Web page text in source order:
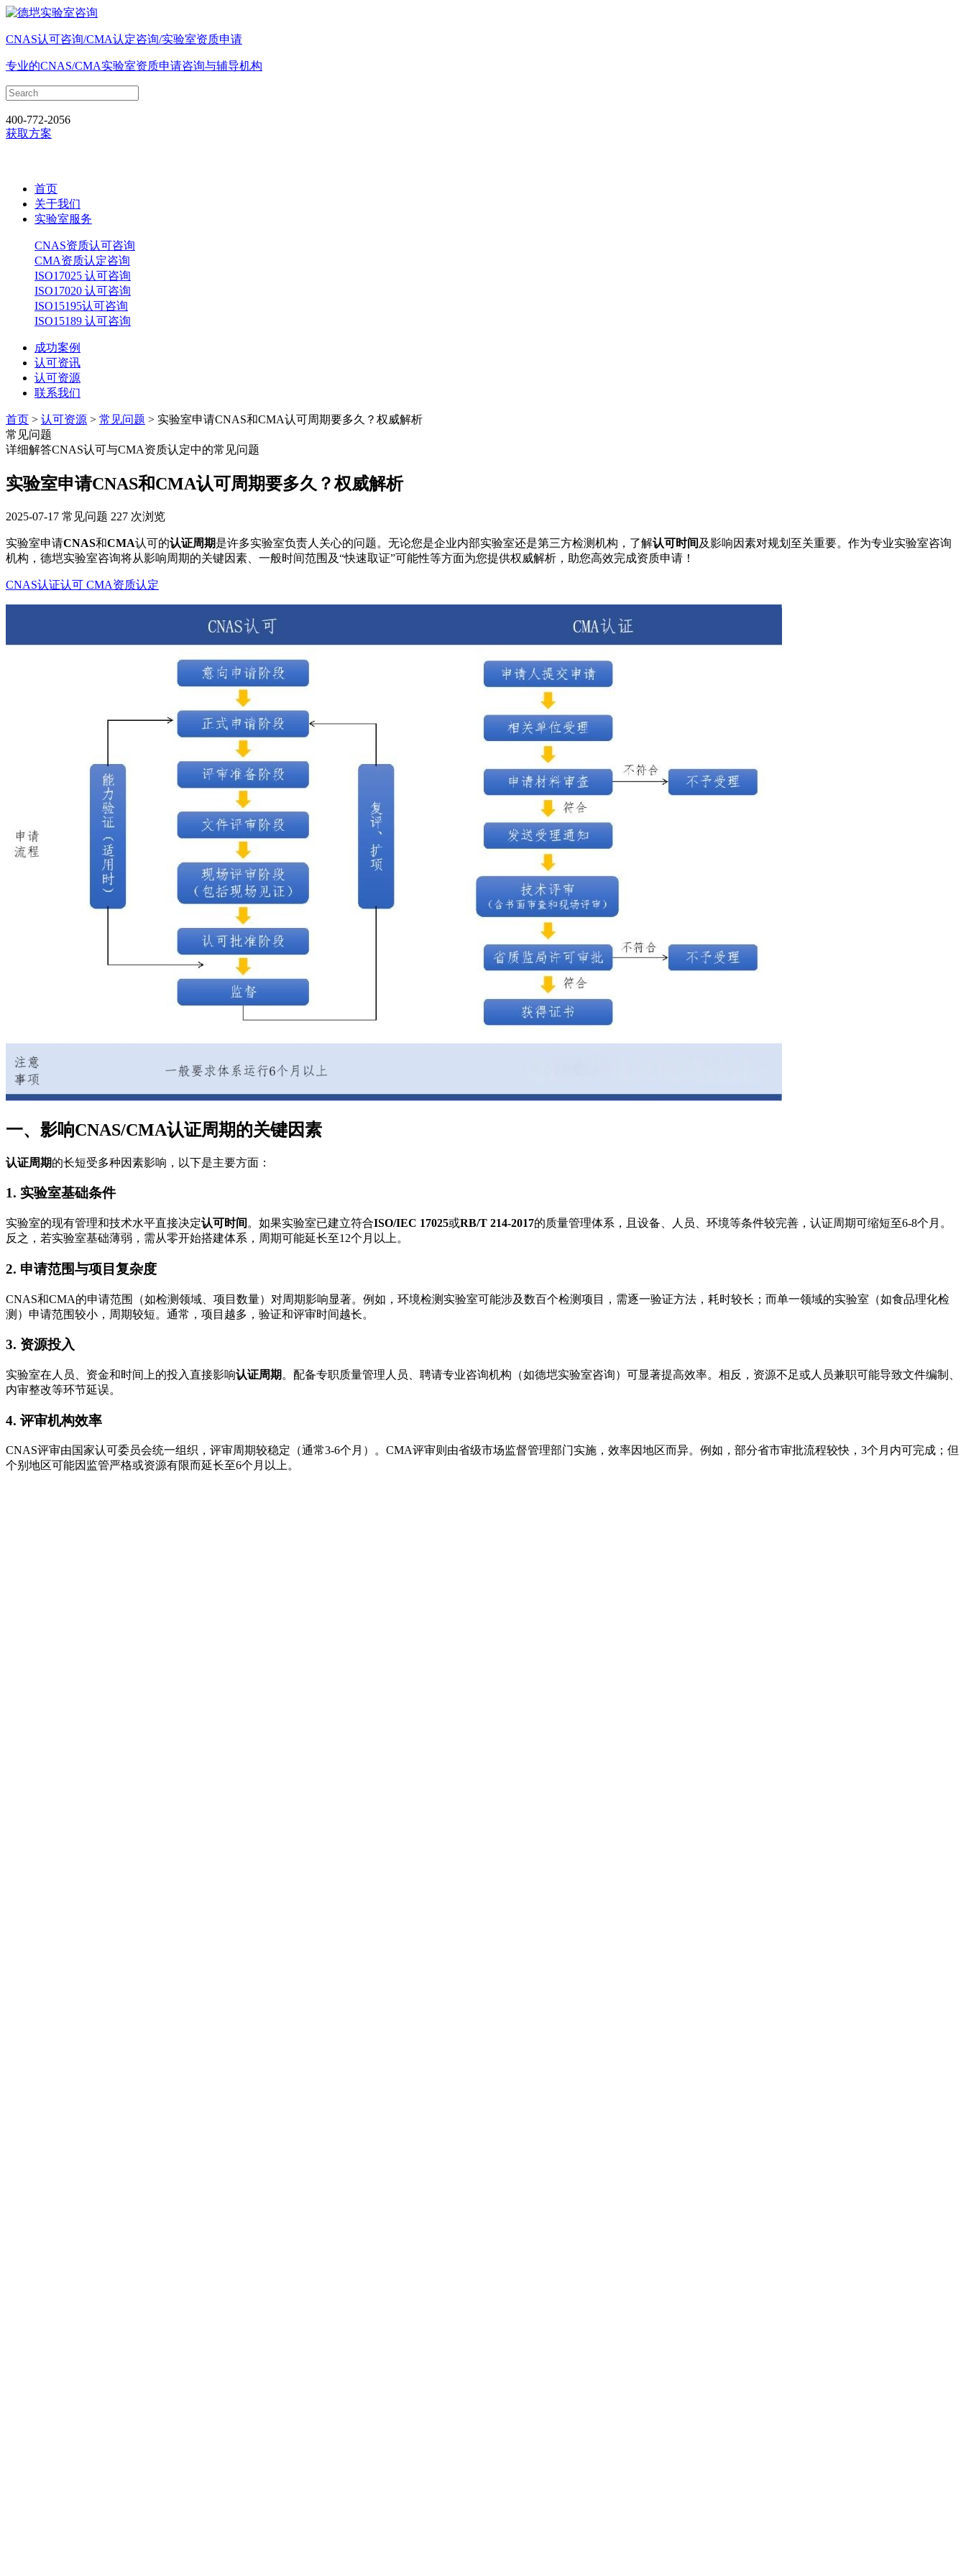
CNAS认可咨询/CMA认定咨询/实验室资质申请
专业的CNAS/CMA实验室资质申请咨询与辅导机构
400-772-2056
获取方案
首页
关于我们
实验室服务
CNAS资质认可咨询
CMA资质认定咨询
ISO17025 认可咨询
ISO17020 认可咨询
ISO15195认可咨询
ISO15189 认可咨询
成功案例
认可资讯
认可资源
联系我们
首页 > 认可资源 > 常见问题 > 实验室申请CNAS和CMA认可周期要多久？权威解析
常见问题
详细解答CNAS认可与CMA资质认定中的常见问题
实验室申请CNAS和CMA认可周期要多久？权威解析
2025-07-17 常见问题 227 次浏览
实验室申请CNAS和CMA认可的认证周期是许多实验室负责人关心的问题。无论您是企业内部实验室还是第三方检测机构，了解认可时间 及影响因素对规划至关重要。作为专业实验室咨询
机构，德垲实验室咨询将从影响周期的关键因素、一般时间范围及“快速取证”可能性等方面为您提供权威解析，助您高效完成资质申请！
CNAS认证认可 CMA资质认定
一、影响CNAS/CMA认证周期的关键因素
认证周期的长短受多种因素影响，以下是主要方面：
1. 实验室基础条件
实验室的现有管理和技术水平直接决定认可时间 。如果实验室已建立符合ISO/IEC 17025或RB/T 214-2017的质量管理体系，且设备、人员、环境等条件较完善，认证周期可缩短至6-8个月。
反之，若实验室基础薄弱，需从零开始搭建体系，周期可能延长至12个月以上。
2. 申请范围与项目复杂度
CNAS和CMA的申请范围（如检测领域、项目数量）对周期影响显著。例如，环境检测实验室可能涉及数百个检测项目，需逐一验证方法，耗时较长；而单一领域的实验室（如食品理化检
测）申请范围较小，周期较短。通常，项目越多，验证和评审时间越长。
3. 资源投入
实验室在人员、资金和时间上的投入直接影响认证周期 。配备专职质量管理人员、聘请专业咨询机构（如德垲实验室咨询）可显著提高效率。相反，资源不足或人员兼职可能导致文件编制、
内审整改等环节延误。
4. 评审机构效率
CNAS评审由国家认可委员会统一组织，评审周期较稳定（通常3-6个月）。CMA评审则由省级市场监督管理部门实施，效率因地区而异。例如，部分省市审批流程较快，3个月内可完成；但
个别地区可能因监管严格或资源有限而延长至6个月以上。